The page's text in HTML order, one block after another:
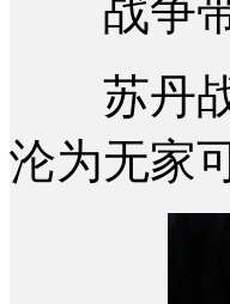
战争带
苏丹战
沦为无家